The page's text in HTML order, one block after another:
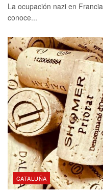
La ocupación nazi en
conoce...
CATALUÑA